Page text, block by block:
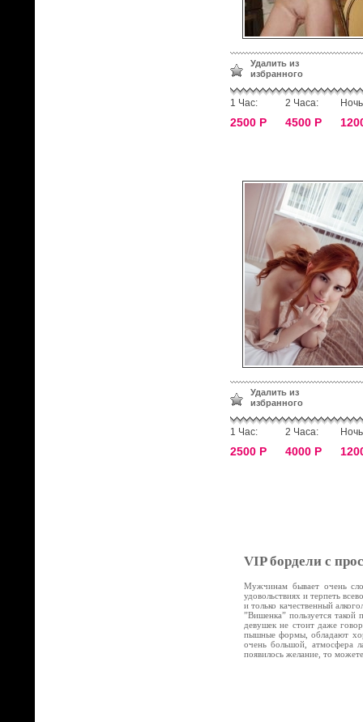
Удалить из
избранного
1 Час:
2500 Р
2 Часа:
4500 Р
Удалить из
избранного
1 Час:
2500 Р
2 Часа:
4000 Р
VIP бордели с
Мужчинам бывает очень
удовольствиях и терпеть
и только качественный
”Вишенка” пользуется
девушек не стоит даже
пышные формы, обладают
очень большой, атмосфера
появилось желание, то